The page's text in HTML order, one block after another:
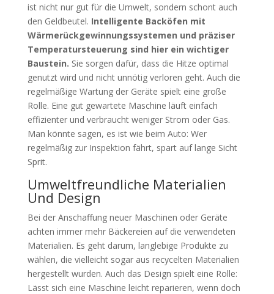
ist nicht nur gut für die Umwelt, sondern schont auch
den Geldbeutel. Intelligente Backöfen mit
Wärmerückgewinnungssystemen und präziser
Temperatursteuerung sind hier ein wichtiger
Baustein. Sie sorgen dafür, dass die Hitze optimal
genutzt wird und nicht unnötig verloren geht. Auch die
regelmäßige Wartung der Geräte spielt eine große
Rolle. Eine gut gewartete Maschine läuft einfach
effizienter und verbraucht weniger Strom oder Gas.
Man könnte sagen, es ist wie beim Auto: Wer
regelmäßig zur Inspektion fährt, spart auf lange Sicht
Sprit.
Umweltfreundliche Materialien
Und Design
Bei der Anschaffung neuer Maschinen oder Geräte
achten immer mehr Bäckereien auf die verwendeten
Materialien. Es geht darum, langlebige Produkte zu
wählen, die vielleicht sogar aus recycelten Materialien
hergestellt wurden. Auch das Design spielt eine Rolle:
Lässt sich eine Maschine leicht reparieren, wenn doch